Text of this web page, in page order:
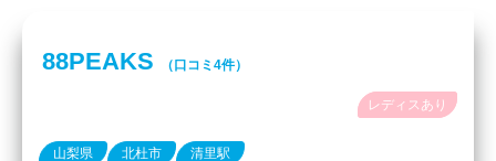
88PEAKS （口コミ4件）
レディスあり
山梨県 北杜市 清里駅